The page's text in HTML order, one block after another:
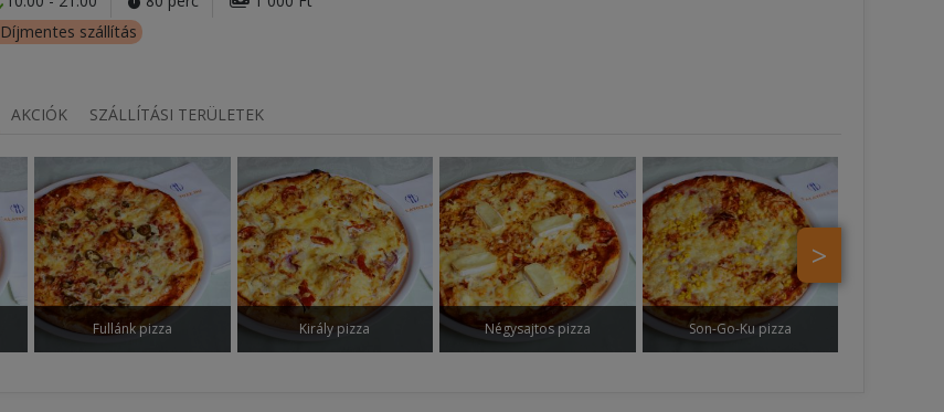
Díjmentes szállítás
AKCIÓK SZÁLLÍTÁSI TERÜLETEK
>
Fullánk pizza Király pizza Négysajtos pizza Son-Go-Ku pizza